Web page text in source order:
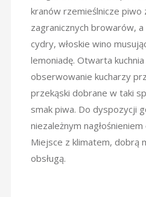
kranów rzemieślnicze piwo
zagranicznych browarów,
cydry, włoskie wino
lemoniadę. Otwarta
obserwowanie kucharzy
przekąski dobrane w taki
smak piwa. Do dyspozycji
niezależnym
Miejsce z klimatem, dobrą
obsługą.